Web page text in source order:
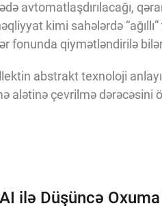
avtomatlaşdırılacağı,
kimi sahələrdə
fonunda qiymətləndirilə
abstrakt texnoloji
alətinə çevrilmə dərəcəsini
ilə Düşüncə